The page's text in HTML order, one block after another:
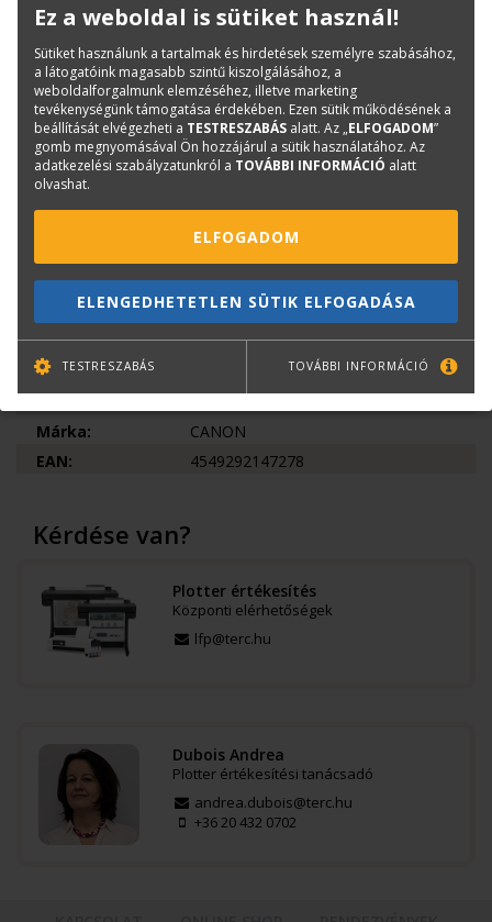
SZEGÉLY NÉLKÜLI NYOMTATÁS
Nyomtasson különféle méretű, szegély nélküli képeket egy
tekercsméretből, nagy pontosságú margóbeállítással.
MUNKAFOLYAMAT-HATÉKONYSÁG
Dolgozzon hatékonyabban a gyakran használt műveletekre
vonatkozó gyorselérési gombokkal és képernyőn menthető
beállításokkal.
NYOMTATÁS KÖZBEN CSERÉLHETŐ FESTÉKPATRONOK
Az ú.n. Hot-swap technológiának köszönhetően, menet közben
cserélhet festékpatront, anélkül, hogy leállna a nyomtatás.
Termékinfó
Cikkszám:
CF3867C003AA
Márka:
CANON
EAN:
4549292147278
Kérdése van?
Plotter értékesítés
Központi elérhetőségek
lfp@terc.hu
Dubois Andrea
Plotter értékesítési tanácsadó
andrea.dubois@terc.hu
+36 20 432 0702
Ez a weboldal is sütiket használ!
Sütiket használunk a tartalmak és hirdetések személyre szabásához,
a látogatóink magasabb szintű kiszolgálásához, a
weboldalforgalmunk elemzéséhez, illetve marketing
tevékenységünk támogatása érdekében. Ezen sütik működésének a
beállítását elvégezheti a TESTRESZABÁS alatt. Az „ELFOGADOM”
gomb megnyomásával Ön hozzájárul a sütik használatához. Az
adatkezelési szabályzatunkról a TOVÁBBI INFORMÁCIÓ alatt
olvashat.
ELFOGADOM
ELENGEDHETETLEN SÜTIK ELFOGADÁSA
TESTRESZABÁS TOVÁBBI INFORMÁCIÓ